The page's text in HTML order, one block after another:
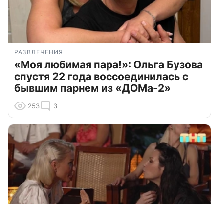
РАЗВЛЕЧЕНИЯ
«Моя любимая пара!»: Ольга Бузова
спустя 22 года воссоединилась с
бывшим парнем из «ДОМа-2»
253 3